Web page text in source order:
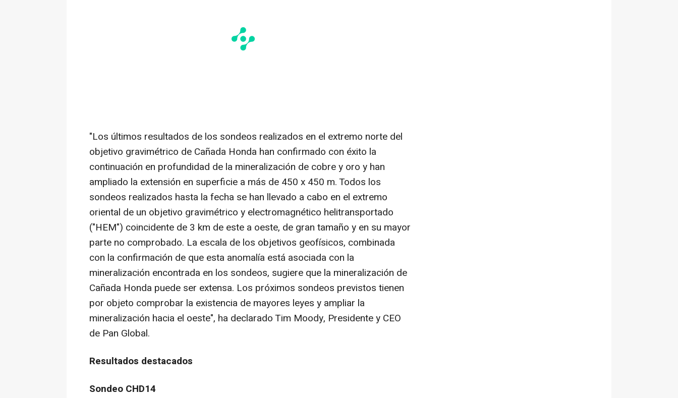
"Los últimos resultados de los sondeos realizados en el extremo norte del
objetivo gravimétrico de Cañada Honda han confirmado con éxito la
continuación en profundidad de la mineralización de cobre y oro y han
ampliado la extensión en superficie a más de 450 x 450 m. Todos los
sondeos realizados hasta la fecha se han llevado a cabo en el extremo
oriental de un objetivo gravimétrico y electromagnético helitransportado
("HEM") coincidente de 3 km de este a oeste, de gran tamaño y en su mayor
parte no comprobado. La escala de los objetivos geofísicos, combinada
con la confirmación de que esta anomalía está asociada con la
mineralización encontrada en los sondeos, sugiere que la mineralización de
Cañada Honda puede ser extensa. Los próximos sondeos previstos tienen
por objeto comprobar la existencia de mayores leyes y ampliar la
mineralización hacia el oeste", ha declaradoTim Moody, Presidente y CEO
de Pan Global.
Resultados destacados
Sondeo CHD14